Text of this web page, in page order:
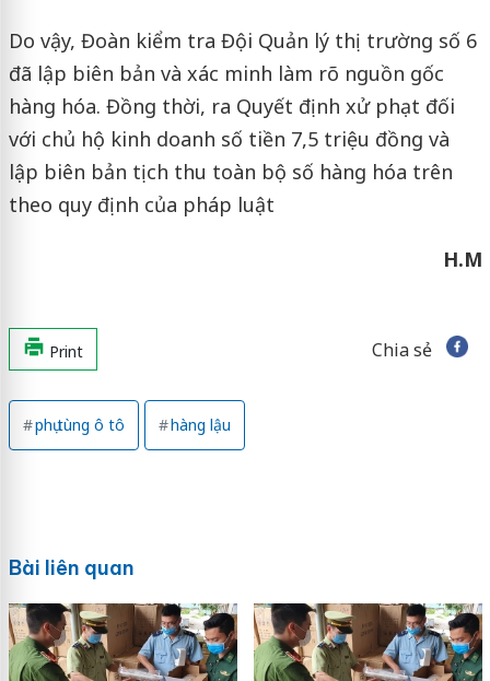
Do vậy, Đoàn kiểm tra Đội Quản lý thị trường số 6
đã lập biên bản và xác minh làm rõ nguồn gốc
hàng hóa. Đồng thời, ra Quyết định xử phạt đối
với chủ hộ kinh doanh số tiền 7,5 triệu đồng và
lập biên bản tịch thu toàn bộ số hàng hóa trên
theo quy định của pháp luật
H.M
Print Chia sẻ
phụ tùng ô tô hàng lậu
Bài liên quan